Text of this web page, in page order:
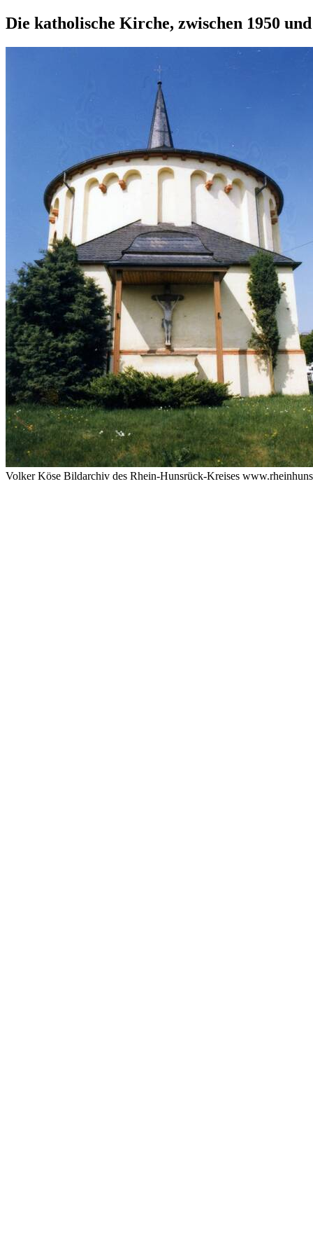
Die katholische Kirche, zwischen 1950
Volker Köse Bildarchiv des Rhein-Hunsrück-Kreises